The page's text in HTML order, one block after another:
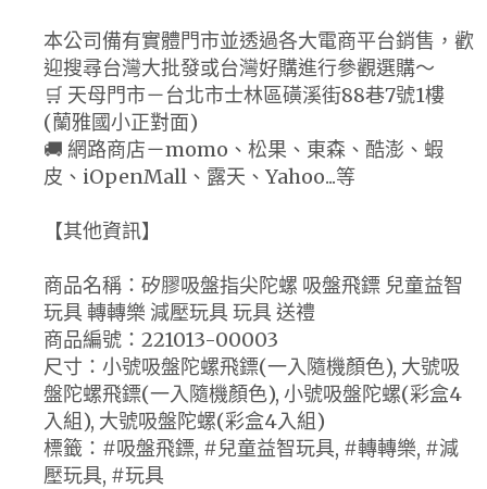
本公司備有實體門市並透過各大電商平台銷售，歡
迎搜尋台灣大批發或台灣好購進行參觀選購～
🛒 天母門市－台北市士林區磺溪街88巷7號1樓
(蘭雅國小正對面)
🚚 網路商店－momo、松果、東森、酷澎、蝦
皮、iOpenMall、露天、Yahoo...等
【其他資訊】
商品名稱：矽膠吸盤指尖陀螺 吸盤飛鏢 兒童益智
玩具 轉轉樂 減壓玩具 玩具 送禮
商品編號：221013-00003
尺寸：小號吸盤陀螺飛鏢(一入隨機顏色), 大號吸
盤陀螺飛鏢(一入隨機顏色), 小號吸盤陀螺(彩盒4
入組), 大號吸盤陀螺(彩盒4入組)
標籤：#吸盤飛鏢, #兒童益智玩具, #轉轉樂, #減
壓玩具, #玩具